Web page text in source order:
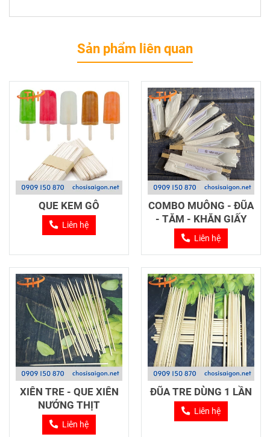
Sản phẩm liên quan
QUE KEM GỖ
Liên hệ
COMBO MUỖNG - ĐŨA
- TĂM - KHĂN GIẤY
Liên hệ
XIÊN TRE - QUE XIÊN
NƯỚNG THỊT
Liên hệ
ĐŨA TRE DÙNG 1 LẦN
Liên hệ